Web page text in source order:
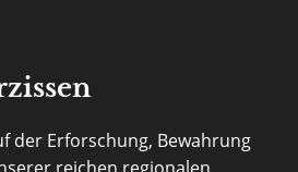
der Erforschung, Bewahrung